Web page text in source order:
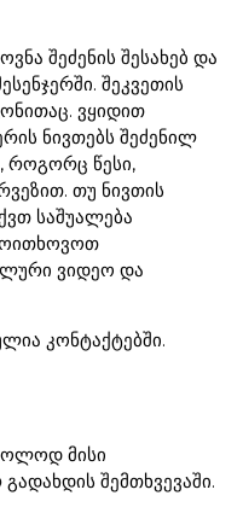
შეძენის შესახებ და
შეკვეთის
ვყიდით
ნივთებს შეძენილ
როგორც წესი,
თუ ნივთის
საშუალება
ვიდეო და
კონტაქტებში.
მისი
შემთხვევაში.